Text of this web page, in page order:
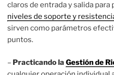
claros de entrada y salida para
niveles de soporte y
sirven como parámetros
puntos.
– Practicando la Gestión de